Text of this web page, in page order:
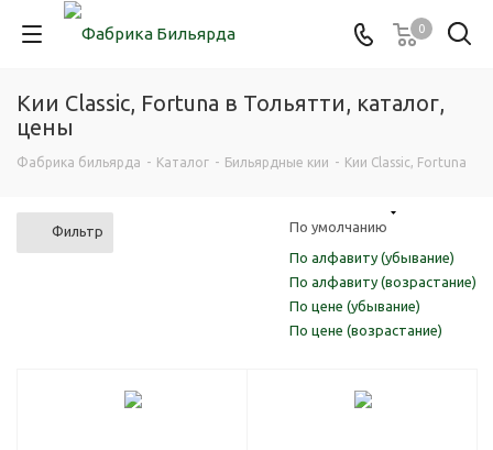
0
Кии Classic, Fortuna в Тольятти, каталог,
цены
Фабрика бильярда - Каталог - Бильярдные кии - Кии Classic, Fortuna
Фильтр
По умолчанию
По алфавиту (убывание)
По алфавиту (возрастание)
По цене (убывание)
По цене (возрастание)